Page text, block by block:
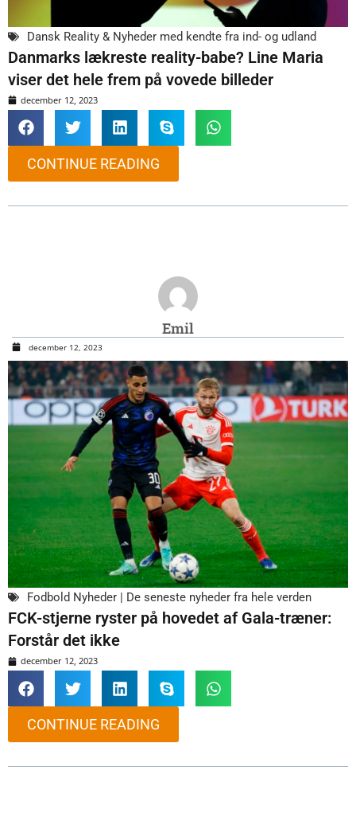
Dansk Reality & Nyheder med kendte fra ind- og udland
Danmarks lækreste reality-babe? Line Maria
viser det hele frem på vovede billeder
december 12, 2023
CONTINUE READING
Emil
december 12, 2023
Fodbold Nyheder | De seneste nyheder fra hele verden
FCK-stjerne ryster på hovedet af Gala-træner:
Forstår det ikke
december 12, 2023
CONTINUE READING